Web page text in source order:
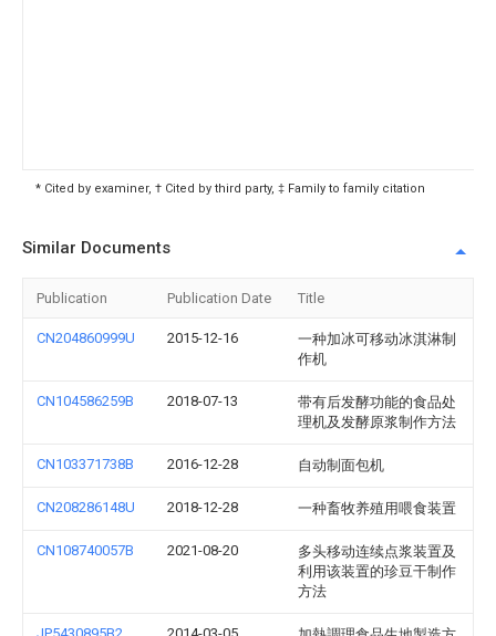
* Cited by examiner, † Cited by third party, ‡ Family to family citation
Similar Documents
Publication Publication Date Title
CN204860999U 2015-12-16
一种加冰可移动冰淇淋制
作机
CN104586259B 2018-07-13
带有后发酵功能的食品处
理机及发酵原浆制作方法
CN103371738B 2016-12-28 自动制面包机
CN208286148U 2018-12-28 一种畜牧养殖用喂食装置
CN108740057B 2021-08-20
多头移动连续点浆装置及
利用该装置的珍豆干制作
方法